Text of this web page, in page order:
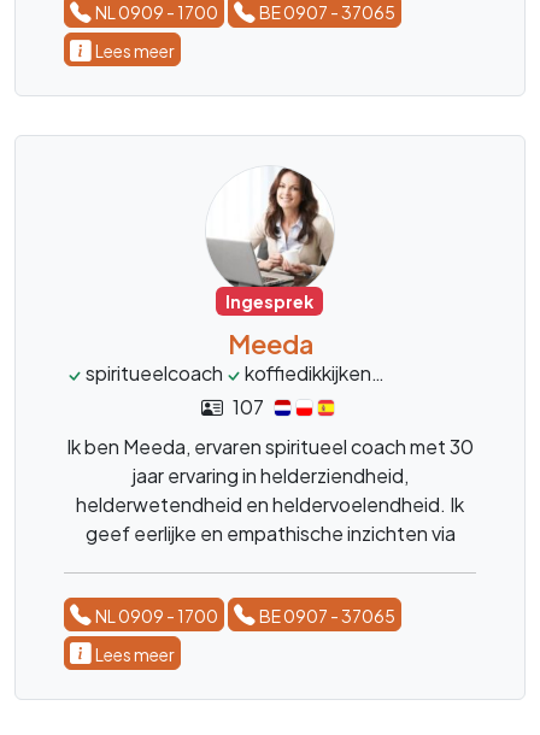
NL 0909 - 1700
BE 0907 - 37065
Lees meer
Ingesprek
Meeda
spiritueelcoach koffiedikkijken
107
Ik ben Meeda, ervaren spiritueel coach met 30
jaar ervaring in helderziendheid,
helderwetendheid en heldervoelendheid. Ik
geef eerlijke en empathische inzichten via
NL 0909 - 1700
BE 0907 - 37065
Lees meer